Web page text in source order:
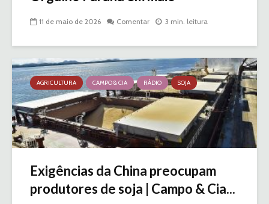
11 de maio de 2026 Comentar 3 min. leitura
AGRICULTURA CAMPO & CIA RÁDIO SOJA
Exigências da China preocupam
produtores de soja | Campo & Cia...